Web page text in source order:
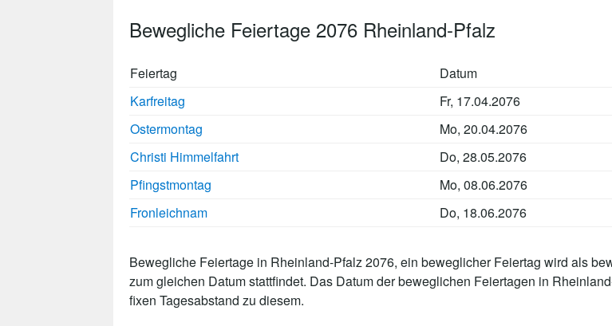
Bewegliche Feiertage 2076 Rheinland-Pfalz
Feiertag Datum
Karfreitag
Fr, 17.04.2076
Ostermontag
Mo, 20.04.2076
Christi Himmelfahrt
Do, 28.05.2076
Pfingstmontag
Mo, 08.06.2076
Fronleichnam
Do, 18.06.2076
Bewegliche Feiertage in Rheinland-Pfalz 2076, ein beweglicher Feiertag wird als
zum gleichen Datum stattfindet. Das Datum der beweglichen Feiertagen in
fixen Tagesabstand zu diesem.